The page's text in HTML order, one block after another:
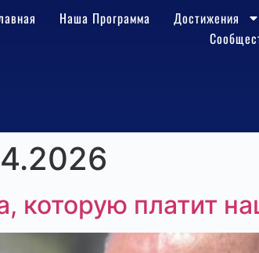
Наша Программа Достижения
которую платит